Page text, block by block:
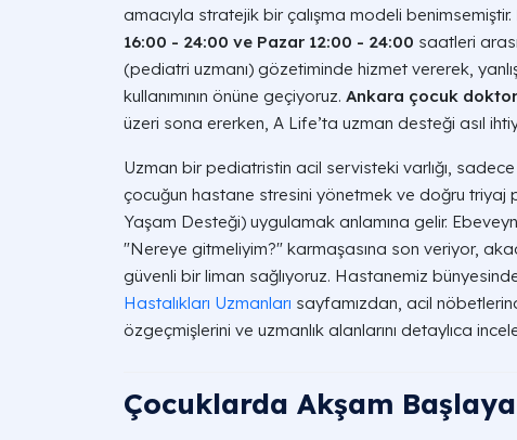
amacıyla stratejik bir çalışma modeli benimsemiştir.
16:00 - 24:00 ve Pazar 12:00 - 24:00 saatleri
(pediatri uzmanı) gözetiminde hizmet vererek,
kullanımının önüne geçiyoruz. Ankara çocuk
üzeri sona ererken, A Life’ta uzman desteği asıl
Uzman bir pediatristin acil servisteki varlığı,
çocuğun hastane stresini yönetmek ve doğru triyaj
Yaşam Desteği) uygulamak anlamına gelir.
"Nereye gitmeliyim?" karmaşasına son veriyor,
güvenli bir liman sağlıyoruz. Hastanemiz
Hastalıkları Uzmanları sayfamızdan, acil
özgeçmişlerini ve uzmanlık alanlarını detaylıca
Çocuklarda Akşam